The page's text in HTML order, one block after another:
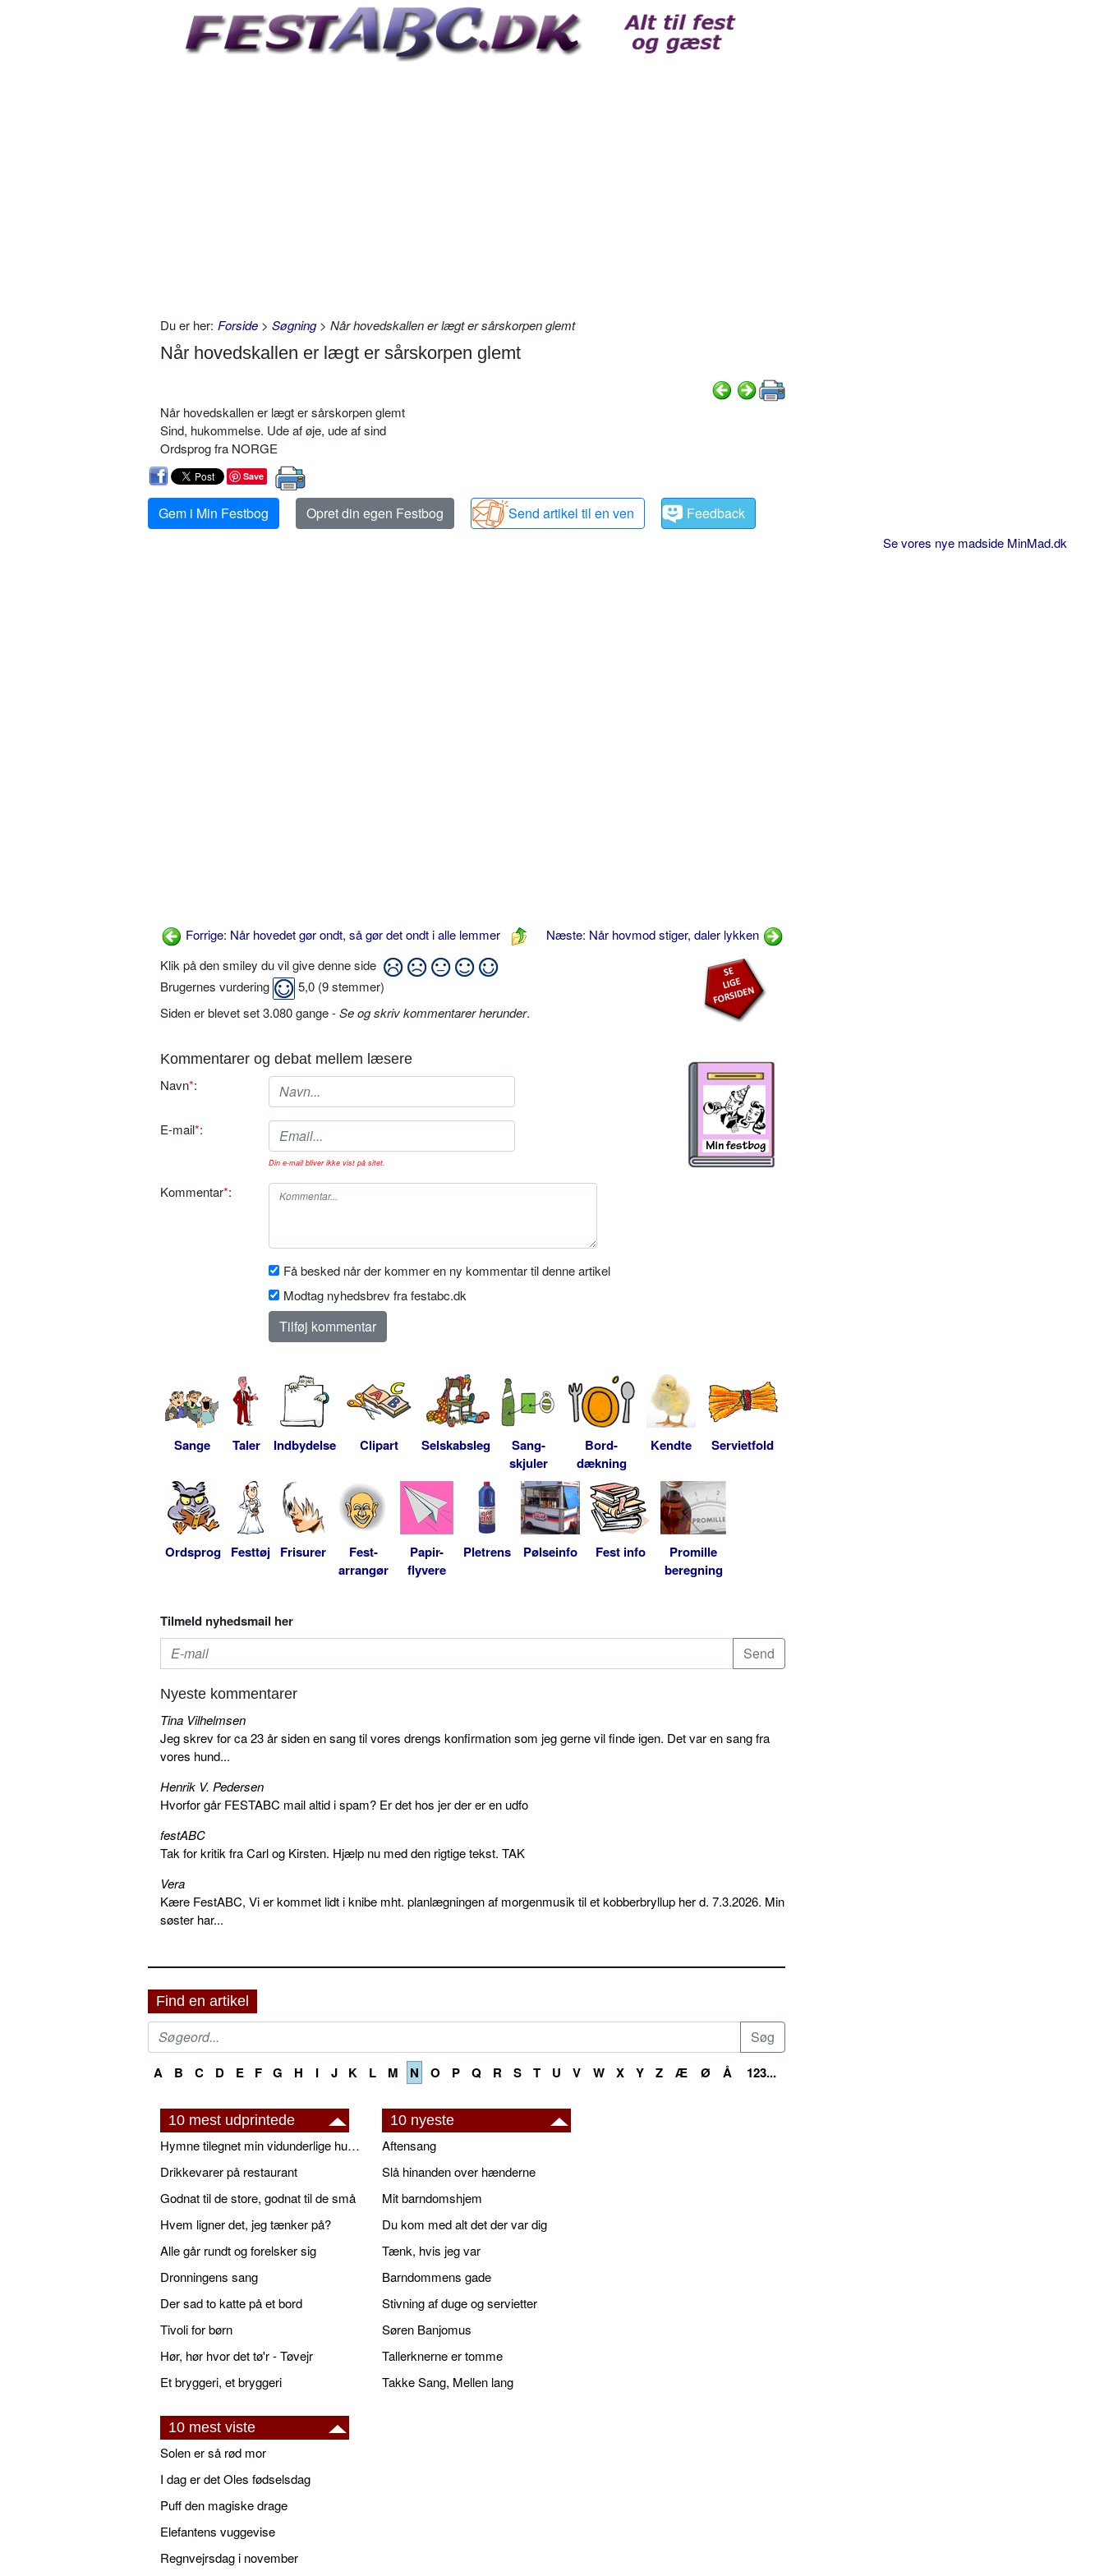
Du er her: Forside > Søgning> Når hovedskallen er lægt er sårskorpen glemt
Når hovedskallen er lægt er sårskorpen glemt
Når hovedskallen er lægt er sårskorpen glemt
Sind, hukommelse. Ude af øje, ude af sind
Ordsprog fra NORGE
Save
Gem i Min Festbog Opret din egen Festbog Send artikel til en ven Feedback
Forrige: Når hovedet gør ondt, så gør det ondt i alle lemmer
Næste: Når hovmod stiger, daler lykken
Klik på den smiley du vil give denne side
Brugernes vurdering
5,0 (9stemmer)
Siden er blevet set 3.080 gange -Se og skriv kommentarer herunder.
Kommentarer og debat mellem læsere
Navn*:
E-mail*:
Din e-mail bliver ikke vist på sitet.
Kommentar*:
Få besked når der kommer en ny kommentar til denne artikel
Modtag nyhedsbrev fra festabc.dk
Sange Taler Indbydelse Clipart Selskabsleg
Sang-
skjuler
Bord-
dækning
Kendte Servietfold
Ordsprog Festtøj Frisurer
Fest-
arrangør
Papir-
flyvere
Pletrens Pølseinfo Fest info
Promille
beregning
Tilmeld nyhedsmail her
Nyeste kommentarer
Tina Vilhelmsen
Jeg skrev for ca 23 år siden en sang til vores drengs konfirmation som jeg gerne vil finde igen. Det var en sang fra
vores hund...
Henrik V. Pedersen
Hvorfor går FESTABC mail altid i spam? Er det hos jer der er en udfo
festABC
Tak for kritik fra Carl og Kirsten. Hjælp nu med den rigtige tekst. TAK
Vera
Kære FestABC, Vi er kommet lidt i knibe mht. planlægningen af morgenmusik til et kobberbryllup her d. 7.3.2026. Min
søster har...
Find en artikel
A B C D E F G H I J K L M N O P Q R S T U V W X Y Z Æ Ø Å 123...
10 mest udprintede
Hymne tilegnet min vidunderlige husbond
Drikkevarer på restaurant
Godnat til de store, godnat til de små
Hvem ligner det, jeg tænker på?
Alle går rundt og forelsker sig
Dronningens sang
Der sad to katte på et bord
Tivoli for børn
Hør, hør hvor det tø'r - Tøvejr
Et bryggeri, et bryggeri
10 nyeste
Aftensang
Slå hinanden over hænderne
Mit barndomshjem
Du kom med alt det der var dig
Tænk, hvis jeg var
Barndommens gade
Stivning af duge og servietter
Søren Banjomus
Tallerknerne er tomme
Takke Sang, Mellen lang
10 mest viste
Solen er så rød mor
I dag er det Oles fødselsdag
Puff den magiske drage
Elefantens vuggevise
Regnvejrsdag i november
Se vores nye madside MinMad.dk